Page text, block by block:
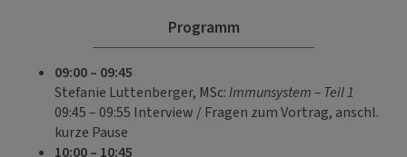
Programm
09:00 – 09:45
Stefanie Luttenberger, MSc:Immunsystem – Teil 1
09:45 – 09:55 Interview / Fragen zum Vortrag, anschl.
kurze Pause
10:00 – 10:45